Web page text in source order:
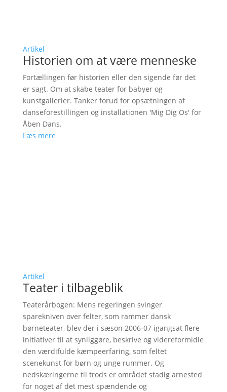
Artikel
Historien om at være menneske
Fortællingen før historien eller den sigende før det
er sagt. Om at skabe teater for babyer og
kunstgallerier. Tanker forud for opsætningen af
danseforestillingen og installationen 'Mig Dig Os' for
Åben Dans.
Læs mere
Artikel
Teater i tilbageblik
Teaterårbogen: Mens regeringen svinger
sparekniven over felter, som rammer dansk
børneteater, blev der i sæson 2006-07 igangsat flere
initiativer til at synliggøre, beskrive og videreformidle
den værdifulde kæmpeerfaring, som feltet
scenekunst for børn og unge rummer. Og
nedskæringerne til trods er området stadig arnested
for noget af det mest spændende og